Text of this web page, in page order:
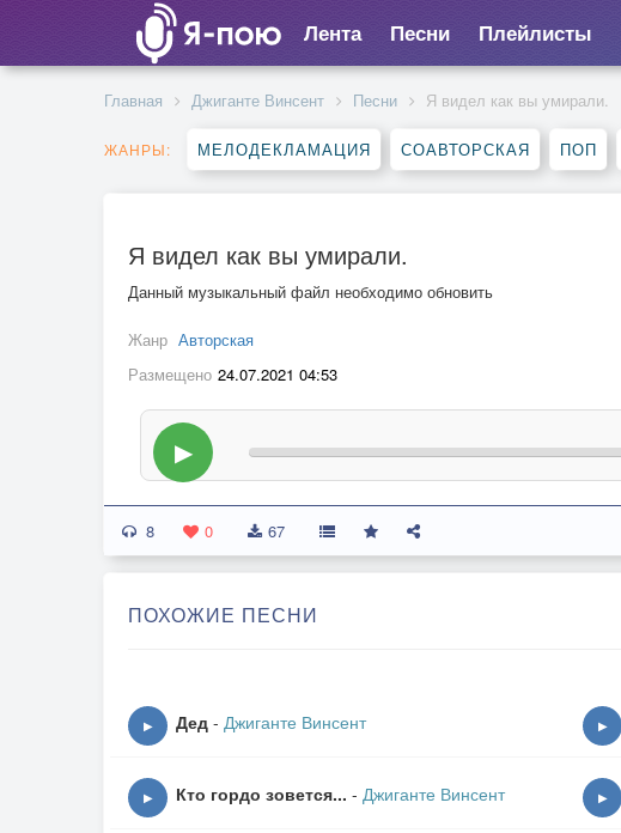
Лента Песни Плейлисты
Главная Джиганте Винсент Песни Я видел как вы умирали.
ЖАНРЫ: МЕЛОДЕКЛАМАЦИЯ СОАВТОРСКАЯ ПОП
Я видел как вы умирали.
Данный музыкальный файл необходимо обновить
Жанр Авторская
Размещено 24.07.2021 04:53
▶
8 0 67
ПОХОЖИЕ ПЕСНИ
▶ Дед - Джиганте Винсент ▶
▶ Кто гордо зовется... - Джиганте Винсент ▶